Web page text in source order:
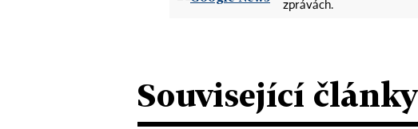
zprávách.
Související články